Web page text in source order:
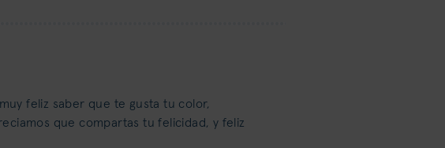
feliz saber que te gusta tu color,
que compartas tu felicidad, y feliz